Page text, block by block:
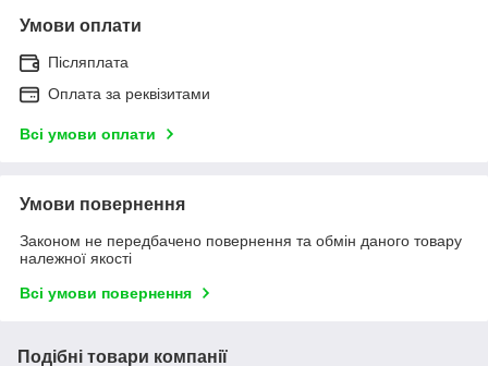
Умови оплати
Післяплата
Оплата за реквізитами
Всі умови оплати
Умови повернення
Законом не передбачено повернення та обмін даного товару
належної якості
Всі умови повернення
Подібні товари компанії